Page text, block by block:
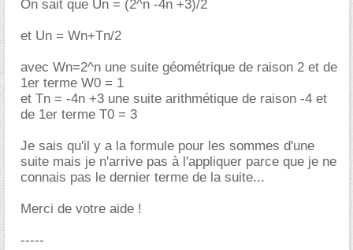
On sait que Un = (2^n -4n +3)/2
et Un = Wn+Tn/2
avec Wn=2^n une suite géométrique de raison 2 et de
1er terme W0 = 1
et Tn = -4n +3 une suite arithmétique de raison -4 et
de 1er terme T0 = 3
Je sais qu'il y a la formule pour les sommes d'une
suite mais je n'arrive pas à l'appliquer parce que je ne
connais pas le dernier terme de la suite...
Merci de votre aide !
-----